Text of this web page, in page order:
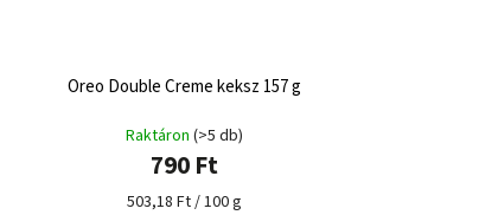
Oreo Double Creme keksz 157 g
Raktáron (>5 db)
790 Ft
503,18 Ft / 100 g